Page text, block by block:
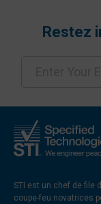
Restez
STI est un chef de file
coupe-feu novatrices